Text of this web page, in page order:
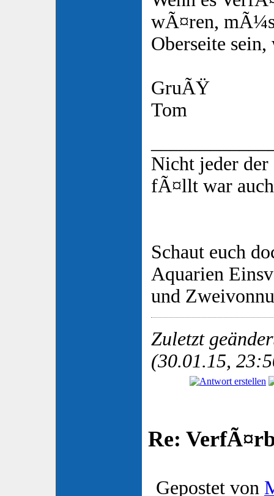
wÃ¤ren,
Oberseite
GruÃŸ
Tom
Nicht jeder der
fÃ¤llt war
Schaut euch
Aquarien
und
Zuletzt
(30.01.15,
Re:
Gepostet von